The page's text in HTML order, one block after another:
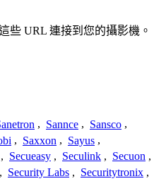
些 URL 連接到您的攝影機。
, Sannce , Sansco ,
, Saxxon , Sayus ,
, Secueasy , Seculink , Secuon ,
, Security Labs , Securitytronix ,